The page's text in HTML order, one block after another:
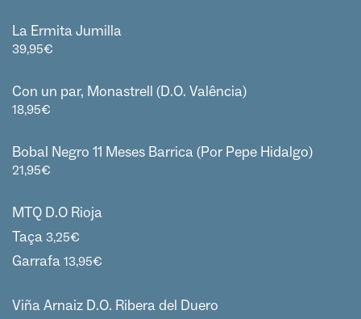
La Ermita Jumilla
39,95€
Con un par, Monastrell (D.O. Valência)
18,95€
Bobal Negro 11 Meses Barrica (Por Pepe Hidalgo)
21,95€
MTQ D.O Rioja
Taça 3,25€
Garrafa 13,95€
Viña Arnaiz D.O. Ribera del Duero